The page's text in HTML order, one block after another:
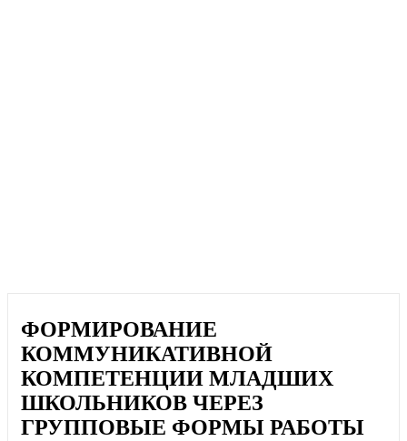
ФОРМИРОВАНИЕ
КОММУНИКАТИВНОЙ
КОМПЕТЕНЦИИ МЛАДШИХ
ШКОЛЬНИКОВ ЧЕРЕЗ
ГРУППОВЫЕ ФОРМЫ РАБОТЫ